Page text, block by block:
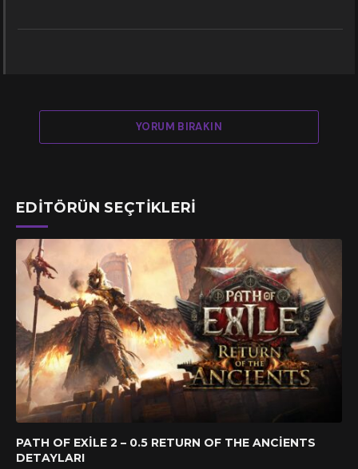
YORUM BIRAKIN
EDITÖRÜN SEÇTIKLERI
PATH OF EXILE 2 – 0.5 RETURN OF THE ANCIENTS
DETAYLARI